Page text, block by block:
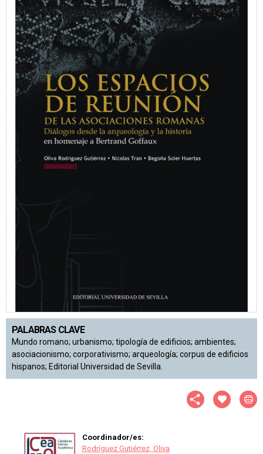
PALABRAS CLAVE
Mundo romano; urbanismo; tipología de edificios; ambientes;
asociacionismo; corporativismo; arqueología; corpus de edificios
hispanos; Editorial Universidad de Sevilla.
Coordinador/es:
Rodríguez Gutiérrez, Oliva